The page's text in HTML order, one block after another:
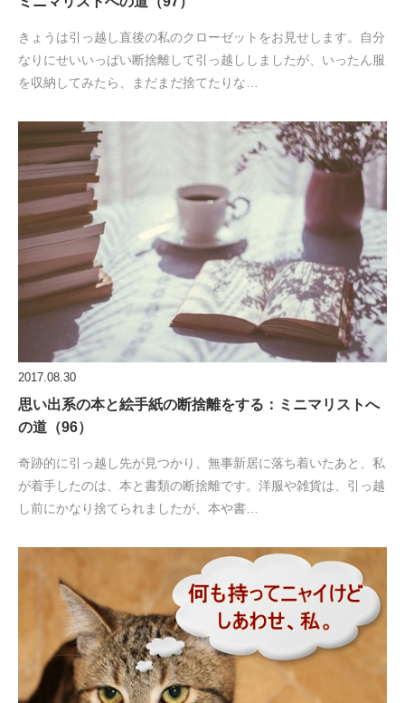
きょうは引っ越し直後の私のクローゼットをお見せします。自分
なりにせいいっぱい断捨離して引っ越ししましたが、いったん服
を収納してみたら、まだまだ捨てたりな…
2017.08.30
思い出系の本と絵手紙の断捨離をする：ミニマリストへ
の道（96）
奇跡的に引っ越し先が見つかり、無事新居に落ち着いたあと、私
が着手したのは、本と書類の断捨離です。洋服や雑貨は、引っ越
し前にかなり捨てられましたが、本や書…